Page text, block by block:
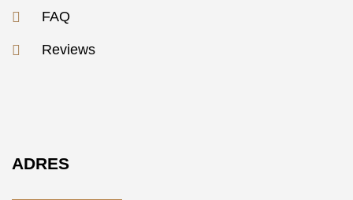
FAQ
Reviews
ADRES